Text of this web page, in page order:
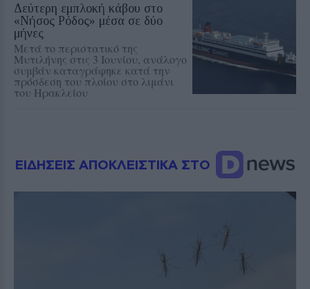
Δεύτερη εμπλοκή κάβου στο
«Νήσος Ρόδος» μέσα σε δύο
μήνες
Μετά το περιστατικό της
Μυτιλήνης στις 3 Ιουνίου, ανάλογο
συμβάν καταγράφηκε κατά την
πρόσδεση του πλοίου στο λιμάνι
του Ηρακλείου
ΕΙΔΗΣΕΙΣ ΑΠΟΚΛΕΙΣΤΙΚΑ ΣΤΟ